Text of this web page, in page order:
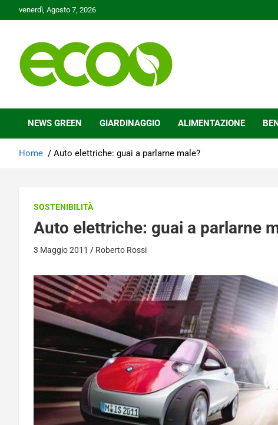
to
venerdì, Agosto 7, 2026
Ecoo.it
NEWS GREEN GIARDINAGGIO ALIMENTAZIONE
Home Auto elettriche: guai a parlarne male?
SOSTENIBILITÀ
Auto elettriche: guai a parlarne
3 Maggio 2011 Roberto Rossi